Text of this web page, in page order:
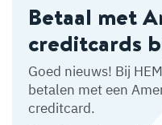
Betaal met
creditcards
Goed nieuws! Bij
betalen met een
creditcard.